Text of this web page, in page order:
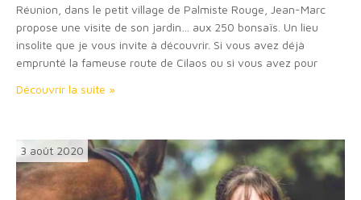
Réunion, dans le petit village de Palmiste Rouge, Jean-Marc
propose une visite de son jardin… aux 250 bonsaïs. Un lieu
insolite que je vous invite à découvrir. Si vous avez déjà
emprunté la fameuse route de Cilaos ou si vous avez pour
Découvrir la suite »
3 août 2020